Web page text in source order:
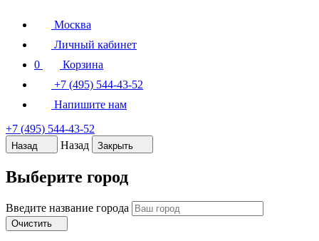
Москва
Личный кабинет
0
Корзина
+7 (495) 544-43-52
Напишите нам
+7 (495) 544-43-52
Назад Назад Закрыть
Выберите город
Введите название города
Очистить